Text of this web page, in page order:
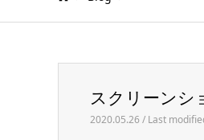
スクリーンショット 2020-
スクリーンシ
2020.05.26 / Last